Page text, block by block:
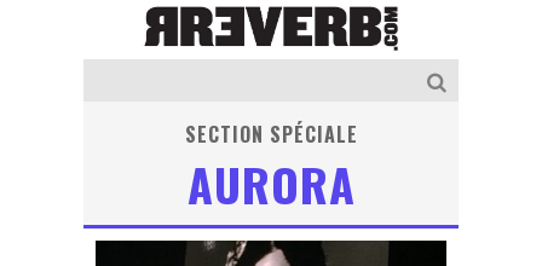
SECTION SPÉCIALE
AURORA